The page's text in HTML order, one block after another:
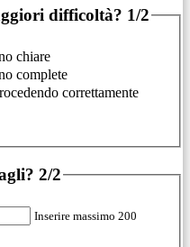
difficoltà? 1/2
chiare
complete
correttamente
2/2
Inserire massimo 200